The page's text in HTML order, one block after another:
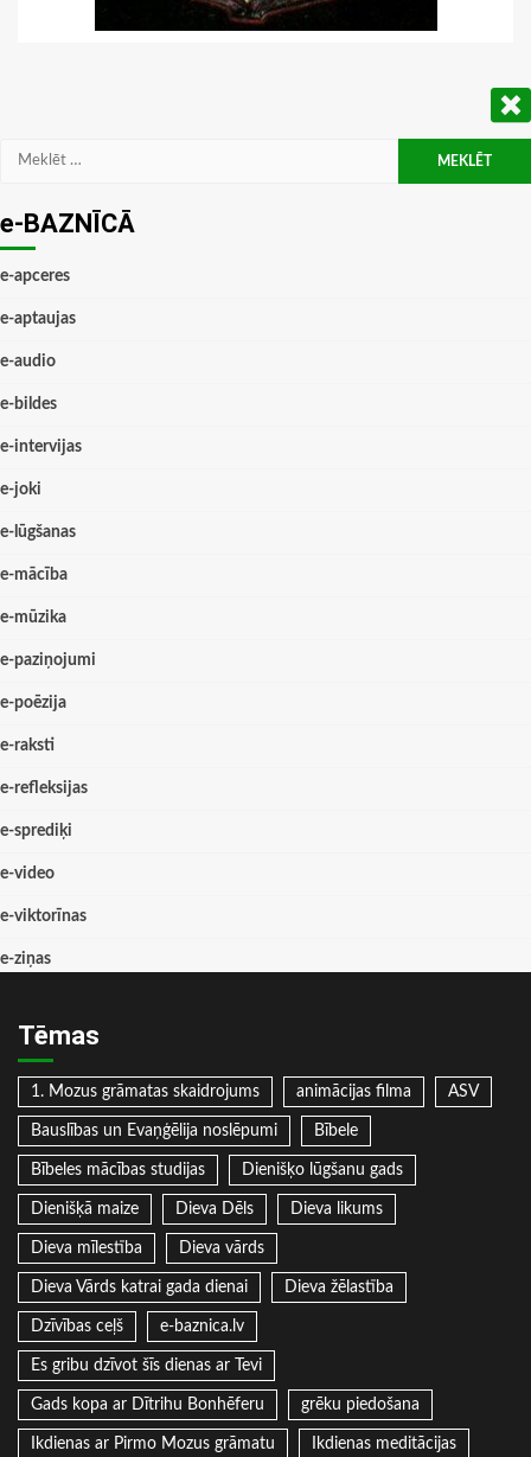
Meklēt:
e-BAZNĪCĀ
e-apceres
e-aptaujas
e-audio
e-bildes
e-intervijas
e-joki
e-lūgšanas
e-mācība
e-mūzika
e-paziņojumi
e-poēzija
e-raksti
e-refleksijas
e-sprediķi
e-video
e-viktorīnas
e-ziņas
Tēmas
1. Mozus grāmatas skaidrojums animācijas filma ASV
Bauslības un Evaņģēlija noslēpumi Bībele
Bībeles mācības studijas Dienišķo lūgšanu gads
Dienišķā maize Dieva Dēls Dieva likums
Dieva mīlestība Dieva vārds
Dieva Vārds katrai gada dienai Dieva žēlastība
Dzīvības ceļš e-baznica.lv
Es gribu dzīvot šīs dienas ar Tevi
Gads kopa ar Dītrihu Bonhēferu grēku piedošana
Ikdienas ar Pirmo Mozus grāmatu Ikdienas meditācijas